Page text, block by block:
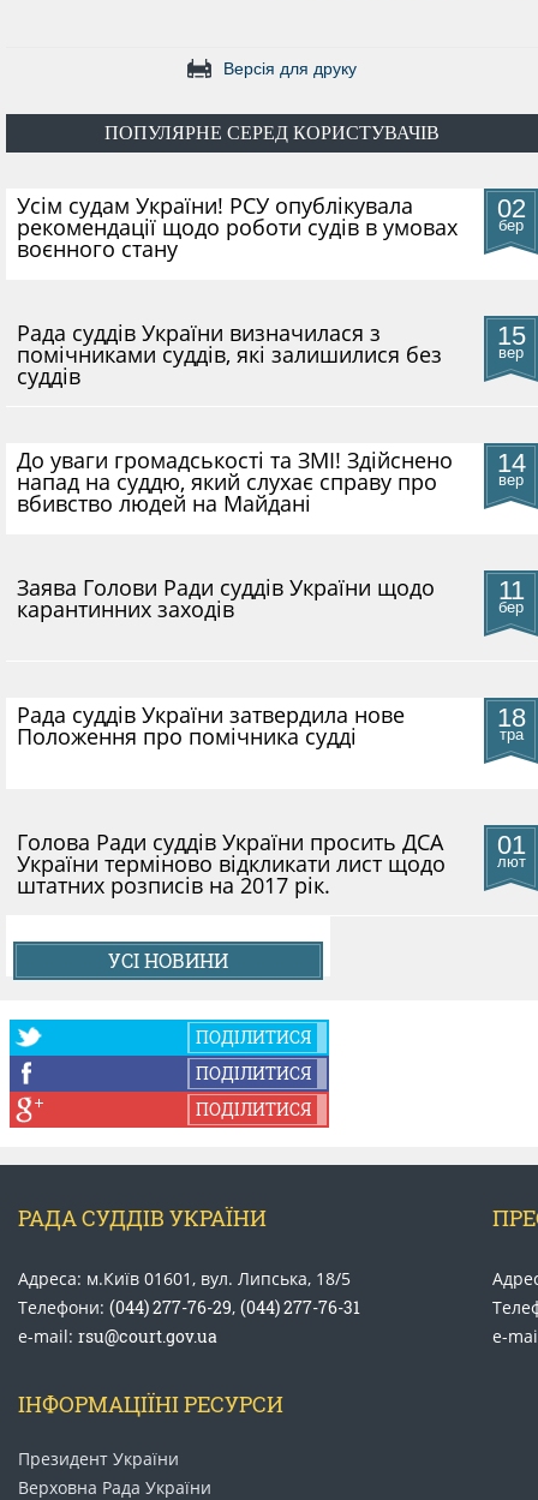
Версія для друку
ПОПУЛЯРНЕ СЕРЕД КОРИСТУВАЧІВ
02
бер
​Усім судам України! РСУ опублікувала
рекомендації щодо роботи судів в умовах
воєнного стану
15
вер
Рада суддів України визначилася з
помічниками суддів, які залишилися без
суддів
14
вер
До уваги громадськості та ЗМІ! Здійснено
напад на суддю, який слухає справу про
вбивство людей на Майдані
11
бер
​Заява Голови Ради суддів України щодо
карантинних заходів
18
тра
Рада суддів України затвердила нове
Положення про помічника судді
01
лют
Голова Ради суддів України просить ДСА
України терміново відкликати лист щодо
штатних розписів на 2017 рік.
УСІ НОВИНИ
ПОДІЛИТИСЯ
ПОДІЛИТИСЯ
ПОДІЛИТИСЯ
РАДА СУДДІВ УКРАЇНИ
Адреса: м.Київ 01601, вул. Липська, 18/5
Телефони: (044) 277-76-29, (044) 277-76-31
e-mail: rsu@court.gov.ua
e-
ІНФОРМАЦІЇНІ РЕСУРСИ
Президент України
Верховна Рада України